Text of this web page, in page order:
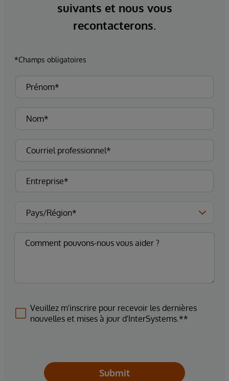
suivants et nous vous
recontacterons.
*Champs obligatoires
Veuillez m'inscrire pour recevoir les dernières
nouvelles et mises à jour d'InterSystems.**
Submit